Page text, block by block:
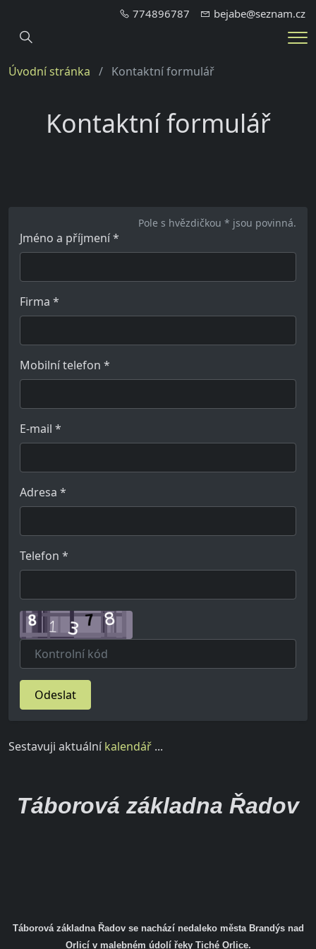
774896787 bejabe@seznam.cz
Hledání
Úvodní stránka
Kontaktní formulář
Kontaktní formulář
Pole s hvězdičkou * jsou povinná.
Jméno a příjmení*
Firma *
Mobilní telefon *
E-mail *
Adresa *
Telefon *
Odeslat
Sestavuji aktuální kalendář ...
Táborová základna Řadov
Táborová základna Řadov se nachází nedaleko města Brandýs nad
Orlicí v malebném údolí řeky Tiché Orlice.